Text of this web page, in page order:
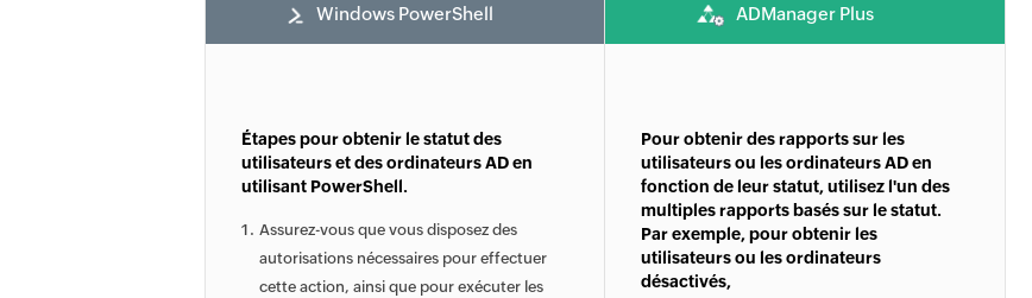
Windows PowerShell
Étapes pour obtenir le statut des
utilisateurs et des ordinateurs AD en
utilisant PowerShell.
Assurez-vous que vous disposez des
autorisations nécessaires pour effectuer
cette action, ainsi que pour exécuter les
ADManager Plus
Pour obtenir des rapports sur les
utilisateurs ou les ordinateurs AD en
fonction de leur statut, utilisez l'un des
multiples rapports basés sur le statut.
Par exemple, pour obtenir les
utilisateurs ou les ordinateurs
désactivés,